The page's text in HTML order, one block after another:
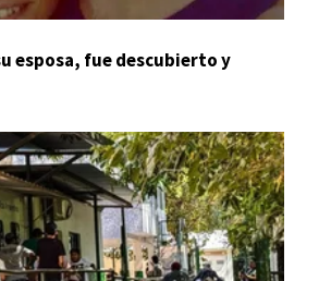
esposa, fue descubierto y